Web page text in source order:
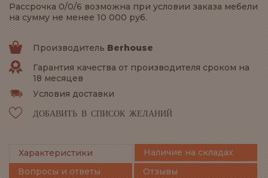
Рассрочка 0/0/6 возможна при условии заказа мебели
на сумму не менее 10 000 руб.
ПроизводительBerhouse
Гарантия качества от производителя сроком на
18 месяцев
Условия доставки
ДОБАВИТЬ В СПИСОК ЖЕЛАНИЙ
Характеристики
Наличие на складах
Вопросы и ответы
Отзывы